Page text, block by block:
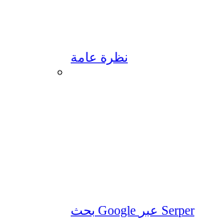
نظرة عامة
بحث Google عبر Serper